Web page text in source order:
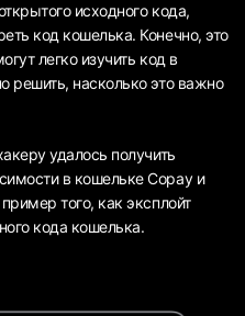
исходного кода,
код кошелька. Конечно, это
легко изучить код в
решить, насколько это важно
удалось получить
в кошельке Copay и
того, как эксплойт
кода кошелька.